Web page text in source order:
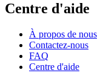
Centre d'aide
À propos de nous
Contactez-nous
FAQ
Centre d'aide